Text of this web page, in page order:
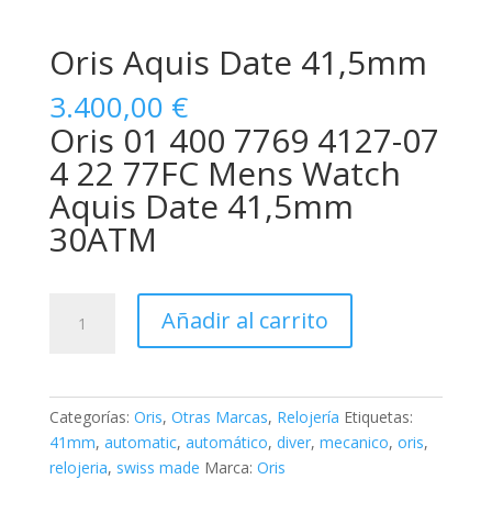
Oris Aquis Date 41,5mm
3.400,00 €
Oris 01 400 7769 4127-07
4 22 77FC Mens Watch
Aquis Date 41,5mm
30ATM
Aquis
cantidad
Añadir al carrito
Categorías: Oris, Otras Marcas, Relojería Etiquetas:
41mm, automatic, automático, diver, mecanico, oris,
relojeria, swiss made Marca: Oris